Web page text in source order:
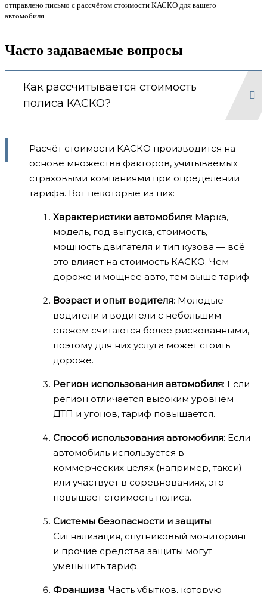
отправлено письмо с рассчётом стоимости КАСКО для вашего
автомобиля.
Часто задаваемые вопросы
Как рассчитывается стоимость
полиса КАСКО?
Расчёт стоимости КАСКО производится на
основе множества факторов, учитываемых
страховыми компаниями при определении
тарифа. Вот некоторые из них:
Характеристики автомобиля: Марка,
модель, год выпуска, стоимость,
мощность двигателя и тип кузова — всё
это влияет на стоимость КАСКО. Чем
дороже и мощнее авто, тем выше тариф.
Возраст и опыт водителя: Молодые
водители и водители с небольшим
стажем считаются более рискованными,
поэтому для них услуга может стоить
дороже.
Регион использования автомобиля: Если
регион отличается высоким уровнем
ДТП и угонов, тариф повышается.
Способ использования автомобиля: Если
автомобиль используется в
коммерческих целях (например, такси)
или участвует в соревнованиях, это
повышает стоимость полиса.
Системы безопасности и защиты:
Сигнализация, спутниковый мониторинг
и прочие средства защиты могут
уменьшить тариф.
Франшиза: Часть убытков, которую